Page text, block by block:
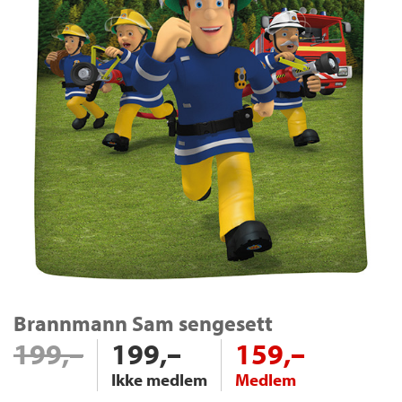
Brannmann Sam sengesett
199,– 199,–
Ikke medlem
159,–
Medlem